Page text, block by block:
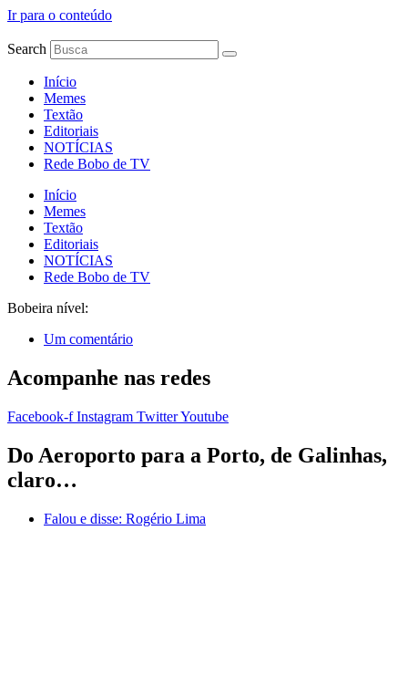
Ir para o conteúdo
Search
Início
Memes
Textão
Editoriais
NOTÍCIAS
Rede Bobo de TV
Início
Memes
Textão
Editoriais
NOTÍCIAS
Rede Bobo de TV
Bobeira nível:
Um comentário
Acompanhe nas redes
Facebook-f Instagram TwitterYoutube
Do Aeroporto para a Porto, de Galinhas,
claro…
Falou e disse: Rogério Lima